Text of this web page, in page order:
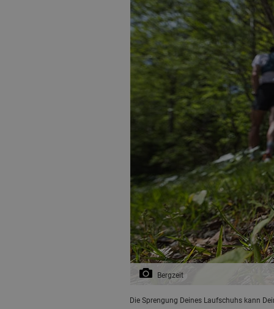
Bergzeit
Die Sprengung Deines Laufschuhs kann